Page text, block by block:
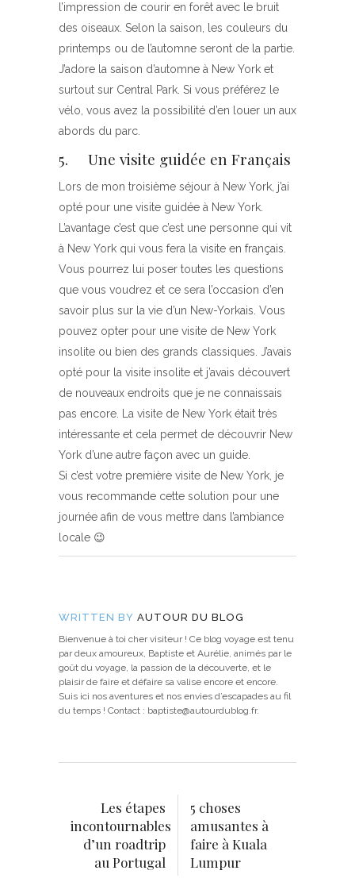
l’impression de courir en forêt avec le bruit
des oiseaux. Selon la saison, les couleurs du
printemps ou de l’automne seront de la partie.
J’adore la saison d’automne à New York et
surtout sur Central Park. Si vous préférez le
vélo, vous avez la possibilité d’en louer un aux
abords du parc.
5. Une visite guidée en Français
Lors de mon troisième séjour à New York, j’ai
opté pour une visite guidée à New York.
L’avantage c’est que c’est une personne qui vit
à New York qui vous fera la visite en français.
Vous pourrez lui poser toutes les questions
que vous voudrez et ce sera l’occasion d’en
savoir plus sur la vie d’un New-Yorkais. Vous
pouvez opter pour une visite de New York
insolite ou bien des grands classiques. J’avais
opté pour la visite insolite et j’avais découvert
de nouveaux endroits que je ne connaissais
pas encore. La visite de New York était très
intéressante et cela permet de découvrir New
York d’une autre façon avec un guide.
Si c’est votre première visite de New York, je
vous recommande cette solution pour une
journée afin de vous mettre dans l’ambiance
locale 😉
WRITTEN BY AUTOUR DU BLOG
Bienvenue à toi cher visiteur ! Ce blog voyage est tenu
par deux amoureux, Baptiste et Aurélie, animés par le
goût du voyage, la passion de la découverte, et le
plaisir de faire et défaire sa valise encore et encore.
Suis ici nos aventures et nos envies d’escapades au fil
du temps ! Contact : baptiste@autourdublog.fr.
Les étapes
incontournables
d’un roadtrip
au Portugal
5 choses
amusantes à
faire à Kuala
Lumpur